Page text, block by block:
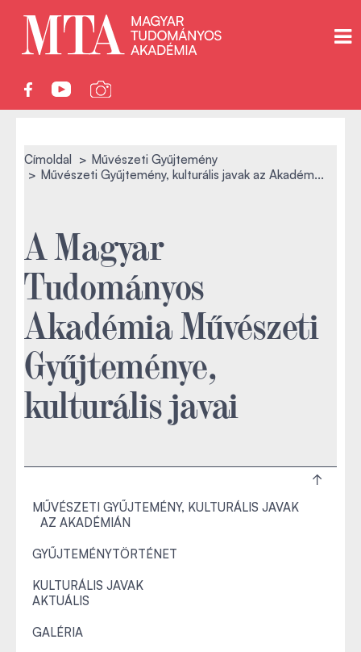
Címoldal
Művészeti Gyűjtemény
Művészeti Gyűjtemény, kulturális javak az Akadém...
A Magyar
Tudományos
Akadémia Művészeti
Gyűjteménye,
kulturális javai
MŰVÉSZETI GYŰJTEMÉNY, KULTURÁLIS JAVAK
AZ AKADÉMIÁN
GYŰJTEMÉNYTÖRTÉNET
KULTURÁLIS JAVAK
AKTUÁLIS
GALÉRIA